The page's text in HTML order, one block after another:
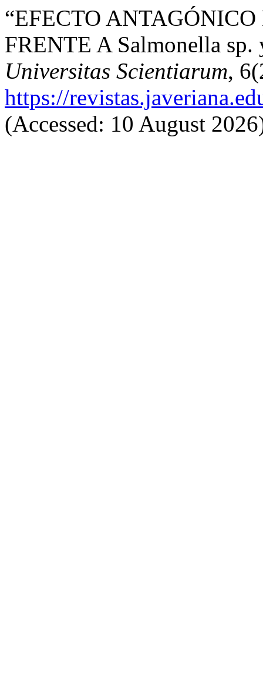
“EFECTO
FRENTE A Salmonella
Universitas Scientiarum,
https://
(Accessed: 10 August